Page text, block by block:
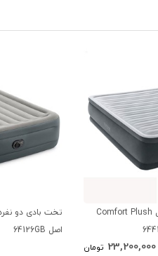
تخت بادی دلوکس مدل Comfort Plush
23,200,000 تومان
اصل 64126GB